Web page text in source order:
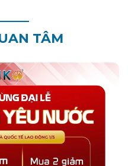
TÂM